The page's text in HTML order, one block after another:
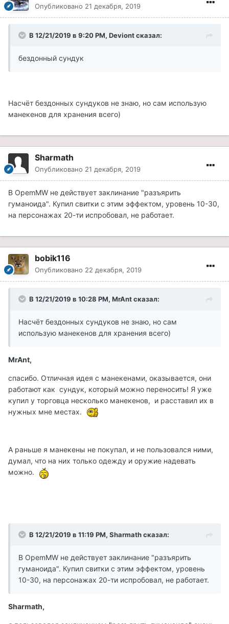
Опубликовано 21 декабря, 2019
В 12/21/2019 в 9:20 PM, Deviont сказал:
бездонный сундук
Насчёт бездонных сундуков не знаю, но сам использую
манекенов для хранения всего)
Sharmath
Опубликовано 21 декабря, 2019
В OpemMW не действует заклинание "разъярить
гуманоида". Купил свитки с этим эффектом, уровень 10-30,
на персонажах 20-ти испробовал, не работает.
bobik116
Опубликовано 22 декабря, 2019
В 12/21/2019 в 10:28 PM, MrAnt сказал:
Насчёт бездонных сундуков не знаю, но сам
использую манекенов для хранения всего)
MrAnt,
спасибо. Отличная идея с манекенами, оказывается, они
работают как сундук, который можно переносить! Я уже
купил у торговца несколько манекенов, и расставил их в
нужных мне местах.
А раньше я манекены не покупал, и не пользовался ними,
думал, что на них только одежду и оружие надевать
можно.
В 12/21/2019 в 11:19 PM, Sharmath сказал:
В OpemMW не действует заклинание "разъярить
гуманоида". Купил свитки с этим эффектом, уровень
10-30, на персонажах 20-ти испробовал, не работает.
Sharmath,